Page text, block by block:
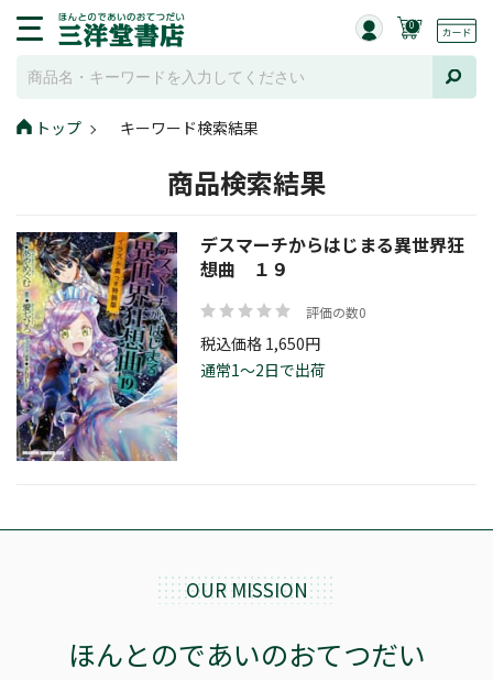
0
トップ キーワード検索結果
商品検索結果
デスマーチからはじまる異世界狂
想曲 １９
評価の数0
税込価格 1,650円
通常1～2日で出荷
OUR MISSION
ほんとのであいのおてつだい